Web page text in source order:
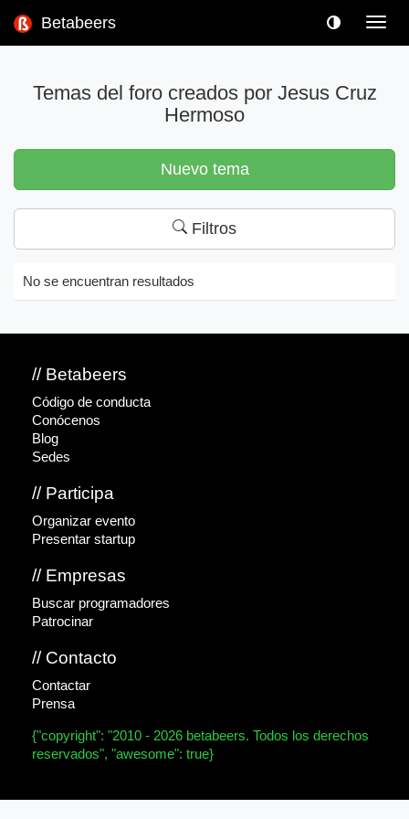
Betabeers
Temas del foro creados por Jesus Cruz
Hermoso
Nuevo tema
Filtros
No se encuentran resultados
// Betabeers
Código de conducta
Conócenos
Blog
Sedes
// Participa
Organizar evento
Presentar startup
// Empresas
Buscar programadores
Patrocinar
// Contacto
Contactar
Prensa
{"copyright": "2010 - 2026 betabeers. Todos los derechos
reservados", "awesome": true}